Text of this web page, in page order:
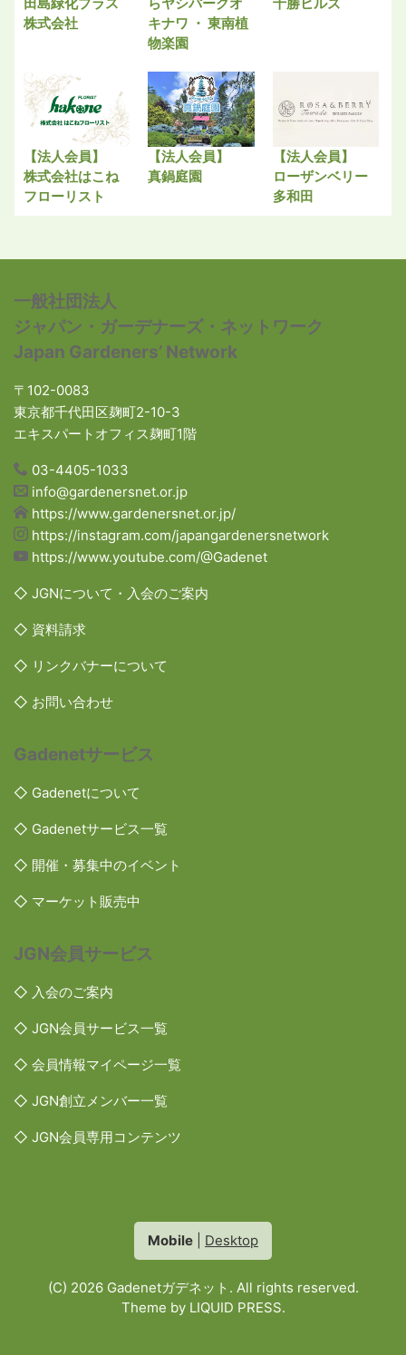
株式会社
キナワ ・ 東南植
物楽園
【法人会員】
株式会社はこね
フローリスト
【法人会員】
真鍋庭園
【法人会員】
ローザンベリー
多和田
一般社団法人
ジャパン・ガーデナーズ・ネットワーク
Japan Gardeners’ Network
〒102-0083
東京都千代田区麹町2-10-3
エキスパートオフィス麹町1階
03-4405-1033
info@gardenersnet.or.jp
https://www.gardenersnet.or.jp/
https://instagram.com/japangardenersnetwork
https://www.youtube.com/@Gadenet
◇ JGNについて・入会のご案内
◇ 資料請求
◇ リンクバナーについて
◇ お問い合わせ
Gadenetサービス
◇ Gadenetについて
◇ Gadenetサービス一覧
◇ 開催・募集中のイベント
◇ マーケット販売中
JGN会員サービス
◇ 入会のご案内
◇ JGN会員サービス一覧
◇ 会員情報マイページ一覧
◇ JGN創立メンバー一覧
◇ JGN会員専用コンテンツ
Mobile Desktop
(C) 2026 Gadenetガデネット . All rights reserved.
Theme by LIQUID PRESS.